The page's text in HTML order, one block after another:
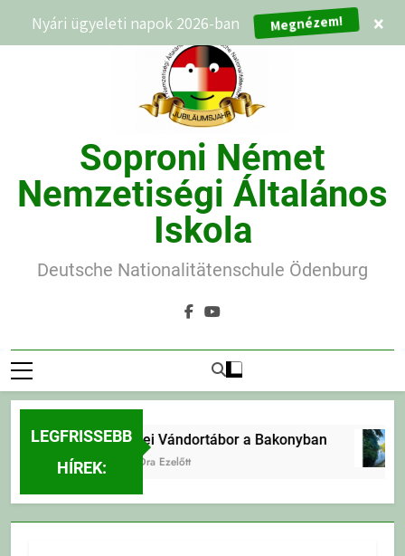
Soproni Német
Nemzetiségi Általános
Iskola
Deutsche Nationalitätenschule Ödenburg
LEGFRISSEBB
HÍREK:
Erdei Vándortábor a Bakonyban
22 Óra Ezelőtt
Nyári ügyeleti napok 2026-ban Megnézem! ×